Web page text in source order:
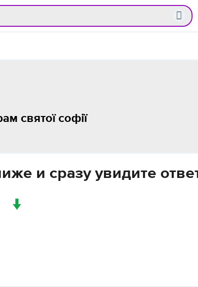
святої софії
и сразу увидите
↓